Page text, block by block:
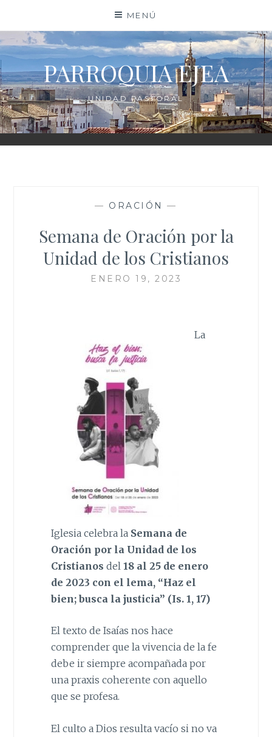
contenido
MENÚ
PARROQUIA EJEA
UNIDAD PASTORAL
— ORACIÓN —
Semana de Oración por la
Unidad de los Cristianos
ENERO 19, 2023
La
Iglesia celebra la Semana de
Oración por la Unidad de los
Cristianos del 18 al 25 de enero
de 2023 con el lema, “Haz el
bien; busca la justicia” (Is. 1, 17)
El texto de Isaías nos hace
comprender que la vivencia de la fe
debe ir siempre acompañada por
una praxis coherente con aquello
que se profesa.
El culto a Dios resulta vacío si no va